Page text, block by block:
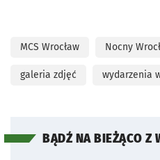
MCS Wrocław Nocny
galeria zdjęć wydarzenia
BĄDŹ NA BIEŻĄCO Z